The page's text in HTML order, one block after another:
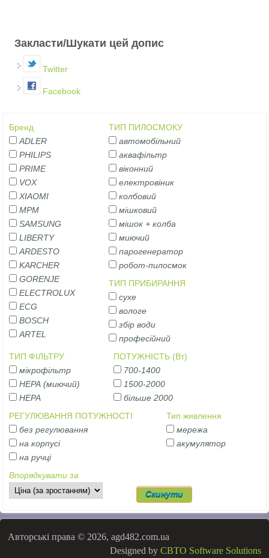
Вертикальні вкладки
Закласти/Шукати цей допис
Twitter
Facebook
Бренд
ADLER
PHILIPS
PRIME
VOX
XIAOMI
MPM
SAMSUNG
LIBERTY
ARDESTO
KARCHER
GORENJE
ELECTROLUX
ECG
BOSCH
ARTEL
ТИП ПИЛОСМОКУ
автомобільний
аквафільтр
віконний
електровіник
колбовий
мішковий
мішок + колба
миючий
парогенератор
робот-пилосмок
ТИП ПРИБИРАННЯ
сухе
вологе
збір води
професійний
ТИП ФІЛЬТРУ
мікрофільтр
НЕРА (миючий)
НЕРА
ПОТУЖНІСТЬ (Вт)
700-1400
1500-2000
більше 2000
РЕГУЛЮВАННЯ ПОТУЖНОСТІ
без регулювання
на корпусі
на ручці
Тип живлення
мережа
акумулятор
Впорядкувати за
Авторські права © 2026, agd482.com.ua
Designed by CBTO Software Solutions